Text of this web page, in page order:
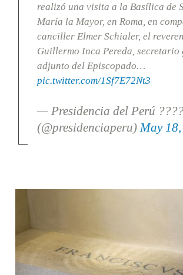
realizó una visita a la Basílica de
María la Mayor, en Roma, en
canciller Elmer Schialer, el
Guillermo Inca Pereda, secretario
adjunto del Episcopado…
pic.twitter.com/1Sf7E72Nt3
— Presidencia del Perú
(@presidenciaperu) May